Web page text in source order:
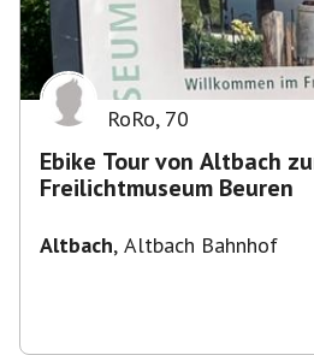
RoRo, 70
Ebike Tour von Altbach
Freilichtmuseum Beuren
Altbach, Altbach Bahnhof